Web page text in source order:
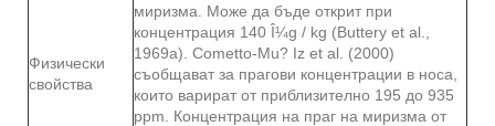
Физически
свойства
миризма. Може да бъде открит при
концентрация 140 Î¼g / kg (Buttery et al.,
1969a). Cometto-Mu? Iz et al. (2000)
съобщават за прагови концентрации в носа,
които варират от приблизително 195 до 935
ppm. Концентрация на праг на миризма от